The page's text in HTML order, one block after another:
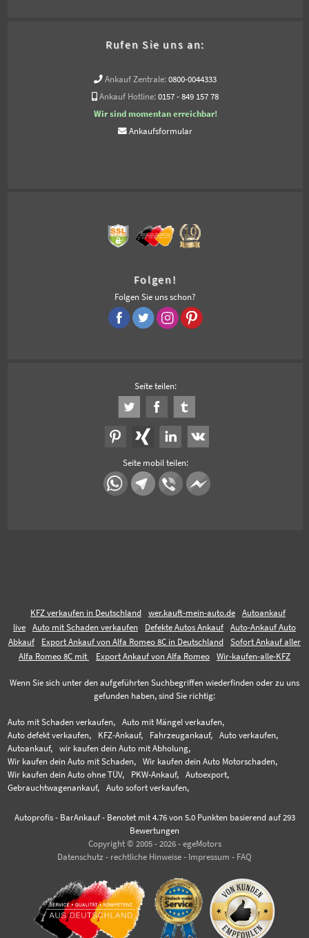
Rufen Sie uns an:
Ankauf Zentrale: 0800-0044333
Ankauf Hotline: 0157 - 849 157 78
Wir sind momentan erreichbar!
Ankaufsformular
Folgen!
Folgen Sie uns schon?
Seite teilen:
Seite mobil teilen:
KFZ verkaufen in Deutschland wer.kauft-mein-auto.de
Autoankauf
live
Auto mit Schaden verkaufen Defekte Autos Ankauf
Auto-Ankauf Auto
Abkauf
Export Ankauf von Alfa Romeo 8C in Deutschland
Sofort Ankauf aller
Alfa Romeo 8C mit
Export Ankauf von Alfa Romeo Wir-kaufen-alle-KFZ
Wenn Sie sich unter den aufgeführten Suchbegriffen wiederfinden oder zu uns
gefunden haben, sind Sie richtig:
Auto mit Schaden verkaufen,
Auto mit Mängel verkaufen,
Auto defekt verkaufen,
KFZ-Ankauf, Fahrzeugankauf,
Auto verkaufen,
Autoankauf,
wir kaufen dein Auto mit Abholung,
Wir kaufen dein Auto mit Schaden,
Wir kaufen dein Auto Motorschaden,
Wir kaufen dein Auto ohne TÜV,
PKW-Ankauf,
Autoexport,
Gebrauchtwagenankauf,
Auto sofort verkaufen,
Autoprofis - BarAnkauf- Benotet mit 4.76von 5.0 Punkten basierend auf 293
Bewertungen
Copyright © 2005 - 2026 - egeMotors
Datenschutz - rechtliche Hinweise - Impressum - FAQ